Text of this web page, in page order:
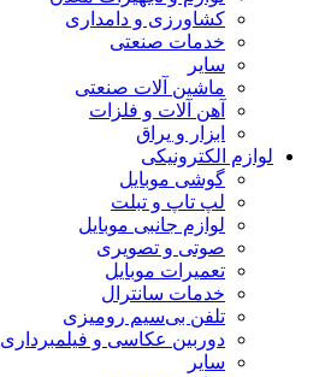
کشاورزی و دامداری
خدمات صنعتی
سایر
ماشین آلات صنعتی
آهن آلات و فلزات
ابزار و یراق
لوازم الکترونیکی
گوشی موبایل
لپ تاپ و تبلت
لوازم جانبی موبایل
صوتی و تصویری
تعمیرات موبایل
خدمات سانترال
تلفن بی‌سیم رومیزی
دوربین عکاسی و فیلمبرداری
سایر